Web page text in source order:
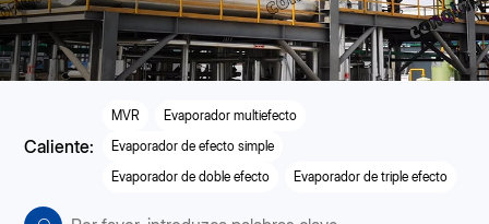
Caliente:
MVR
Evaporador multiefecto
Evaporador de efecto simple
Evaporador de doble efecto
Evaporador de triple efecto